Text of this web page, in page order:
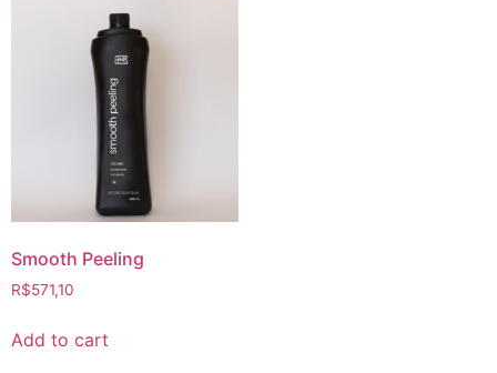
Smooth Peeling
R$571,10
Add to cart